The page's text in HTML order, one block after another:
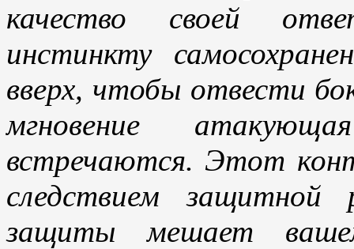
качество своей
инстинкту
вверх, чтобы отвести
мгновение
встречаются. Этот
следствием защитной
защиты мешает